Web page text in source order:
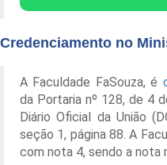
Credenciamento no
A Faculdade FaSouza, é
da Portaria nº 128, de 4
Diário Oficial da União
seção 1, página 88. A
com nota 4, sendo a nota